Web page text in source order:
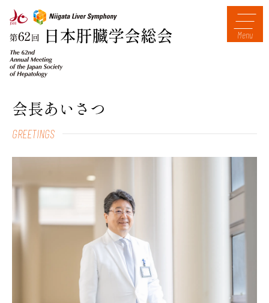
会長あいさつ
GREETINGS
Menu